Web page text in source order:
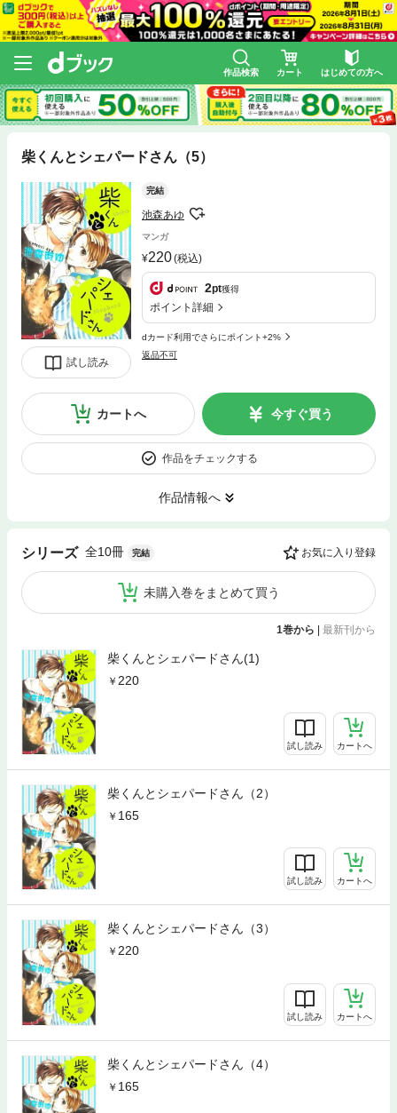
作品検索 カート はじめての方へ
柴くんとシェパードさん（5）
試し読み
完結
池森あゆ
マンガ
220(税込)
2pt獲得
ポイント詳細
dカード利用でさらにポイント+2%
返品不可
カートへ 今すぐ買う
作品をチェックする
作品情報へ
シリーズ 全10冊 完結 お気に入り登録
未購入巻をまとめて買う
1巻から | 最新刊から
柴くんとシェパードさん(1)
220
試し読み カートへ
柴くんとシェパードさん（2）
165
試し読み カートへ
柴くんとシェパードさん（3）
220
試し読み カートへ
柴くんとシェパードさん（4）
165